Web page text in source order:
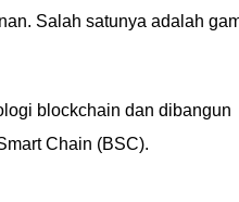
Salah satunya adalah
blockchain dan dibangun
Chain (BSC).